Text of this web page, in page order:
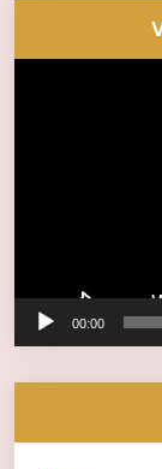
00:00